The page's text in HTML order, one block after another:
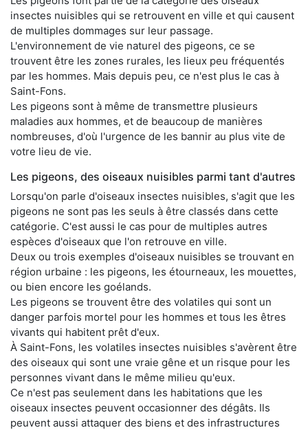
insectes nuisibles qui se retrouvent en ville et qui causent
de multiples dommages sur leur passage.
L'environnement de vie naturel des pigeons, ce se
trouvent être les zones rurales, les lieux peu fréquentés
par les hommes. Mais depuis peu, ce n'est plus le cas à
Saint-Fons.
Les pigeons sont à même de transmettre plusieurs
maladies aux hommes, et de beaucoup de manières
nombreuses, d'où l'urgence de les bannir au plus vite de
votre lieu de vie.
Les pigeons, des oiseaux nuisibles parmi tant d'autres
Lorsqu'on parle d'oiseaux insectes nuisibles, s'agit que les
pigeons ne sont pas les seuls à être classés dans cette
catégorie. C'est aussi le cas pour de multiples autres
espèces d'oiseaux que l'on retrouve en ville.
Deux ou trois exemples d'oiseaux nuisibles se trouvant en
région urbaine : les pigeons, les étourneaux, les mouettes,
ou bien encore les goélands.
Les pigeons se trouvent être des volatiles qui sont un
danger parfois mortel pour les hommes et tous les êtres
vivants qui habitent prêt d'eux.
À Saint-Fons, les volatiles insectes nuisibles s'avèrent être
des oiseaux qui sont une vraie gêne et un risque pour les
personnes vivant dans le même milieu qu'eux.
Ce n'est pas seulement dans les habitations que les
oiseaux insectes peuvent occasionner des dégâts. Ils
peuvent aussi attaquer des biens et des infrastructures